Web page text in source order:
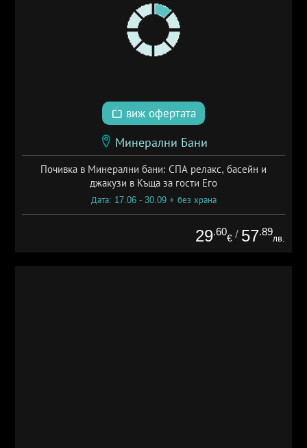
виж офертата
Минерални Бани
Почивка в Минерални бани: СПА релакс, басейн и
джакузи в Къща за гости Его
Дата: 17.06 - 30.09 + без храна
29.60
€ / 57.89
лв.